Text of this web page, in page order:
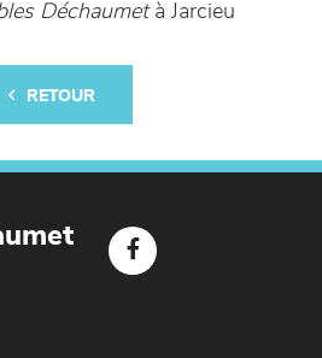
Déchaumetà Jarcieu
RETOUR